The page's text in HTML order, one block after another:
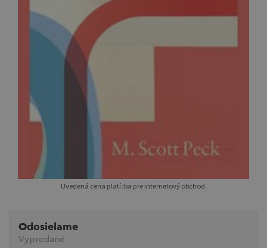
Uvedená cena platí iba pre internetový obchod.
Odosielame
Vypredané